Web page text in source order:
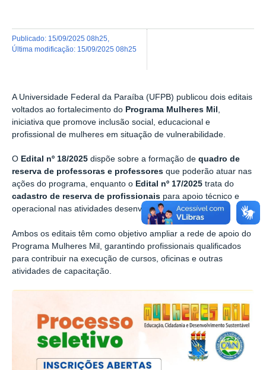
publicado: 15/09/2025 08h25
última modificação: 15/09/2025 08h25
A Universidade Federal da Paraíba (UFPB) publicou dois editais
voltados ao fortalecimento do Programa Mulheres Mil
iniciativa que promove inclusão social, educacional e
profissional de mulheres em situação de vulnerabilidade.
O Edital nº 18/2025 dispõe sobre a formação de quadro de
reserva de professoras e professores que poderão atuar nas
ações do programa, enquanto o Edital nº 17/2025 trata do
cadastro de reserva de profissionais para apoio técnico e
operacional nas atividades desenvolvidas.
Ambos os editais têm como objetivo ampliar a rede de apoio do
Programa Mulheres Mil, garantindo profissionais qualificados
para contribuir na execução de cursos, oficinas e outras
atividades de capacitação.